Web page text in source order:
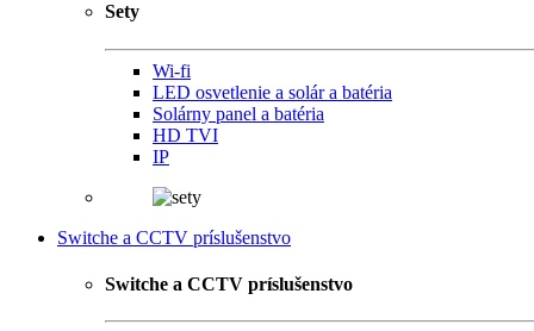
Sety
Wi-fi
LED osvetlenie a solár a batéria
Solárny panel a batéria
HD TVI
IP
Switche a CCTV príslušenstvo
Switche a CCTV príslušenstvo